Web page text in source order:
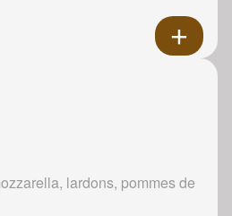
lardons, pommes de